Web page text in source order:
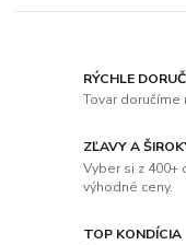
RÝCHLE
Tovar doručíme
ZĽAVY A
Vyber si z 400+
výhodné ceny.
TOP KONDÍCIA